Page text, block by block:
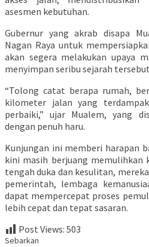
asesmen kebutuhan.
Gubernur yang akrab disapa
Nagan Raya untuk
akan segera melakukan upaya
menyimpan seribu sejarah
“Tolong catat berapa rumah,
kilometer jalan yang
perbaiki,” ujar Mualem, yang
dengan penuh haru.
Kunjungan ini memberi harapan
kini masih berjuang memulihkan
tengah duka dan kesulitan,
pemerintah, lembaga
dapat mempercepat proses
lebih cepat dan tepat sasaran.
Post Views: 503
Sebarkan